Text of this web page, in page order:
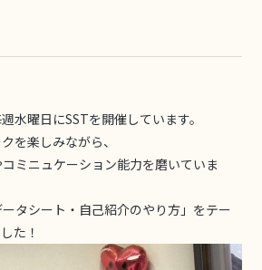
水曜日にSSTを開催しています。
を楽しみながら、
ミニュケーション能力を磨いていま
タシート・自己紹介のやり方」をテー
た！